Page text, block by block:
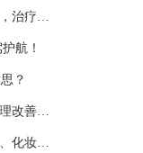
你了解左归丸吗？由什么成分组成，治疗肾阴虚？
航！
？
肾阳虚人群该如何利用三伏天来调理改善呢？
红斑狼疮患者日常可以使用护肤品、化妆品吗?